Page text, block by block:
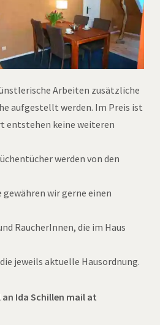
Arbeiten zusätzliche
aufgestellt werden. Im Preis ist
entstehen keine weiteren
werden von den
wir gerne einen
RaucherInnen, die im Haus
jeweils aktuelle Hausordnung.
Ida Schillen mail at